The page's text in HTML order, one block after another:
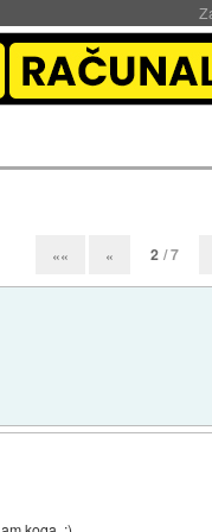
«« « 2 / 7